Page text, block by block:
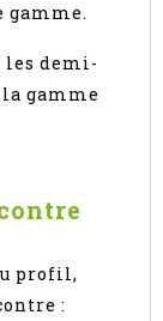
gamme.
les demi-
gamme
profil,
: